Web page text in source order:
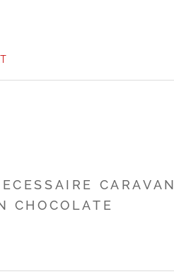
CARAVAN
CHOCOLATE